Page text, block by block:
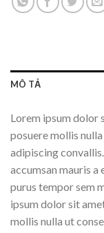
MÔ TẢ
Lorem ipsum dolor
posuere mollis
adipiscing
accumsan mauris
purus tempor sem
ipsum dolor sit
mollis nulla ut